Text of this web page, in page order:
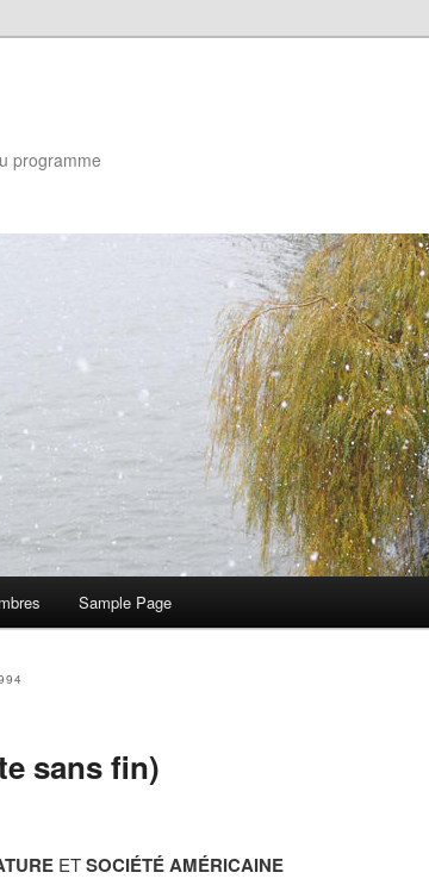
programme
Sample Page
sans fin)
ETSOCIÉTÉ AMÉRICAINE